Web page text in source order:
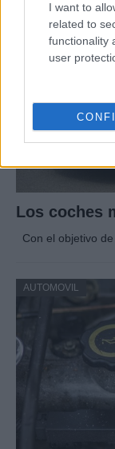
I want to
related to
functionality
user
AUTOMOVIL
Los coches
Con el objetivo
AUTOMOVIL